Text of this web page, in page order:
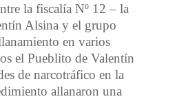
la fiscalía Nº 12 – la
Alsina y el grupo
en varios
el Pueblito de Valentín
de narcotráfico en la
allanaron una